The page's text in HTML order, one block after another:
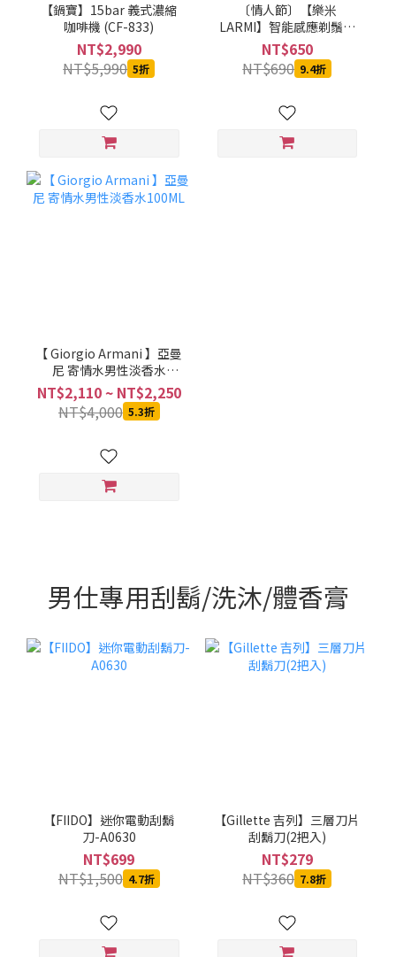
【鍋寶】15bar 義式濃縮
咖啡機 (CF-833)
NT$2,990
NT$5,990 5折
〔情人節〕【樂米
LARMI】智能感應剃鬚刀
LMS02
NT$650
NT$690 9.4折
【 Giorgio Armani 】亞曼
尼 寄情水男性淡香水
100ML
NT$2,110 ~ NT$2,250
NT$4,000 5.3折
男仕專用刮鬍/洗沐/體香膏
【FIIDO】迷你電動刮鬍
刀-A0630
NT$699
NT$1,500 4.7折
【Gillette 吉列】三層刀片
刮鬍刀(2把入)
NT$279
NT$360 7.8折